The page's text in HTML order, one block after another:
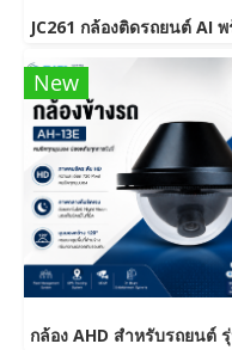
New